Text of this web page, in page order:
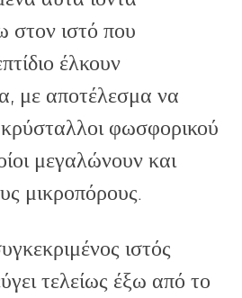
στον ιστό που
έλκουν
με αποτέλεσμα να
φωσφορικού
μεγαλώνουν και
μικροπόρους.
ιστός
τελείως έξω από το